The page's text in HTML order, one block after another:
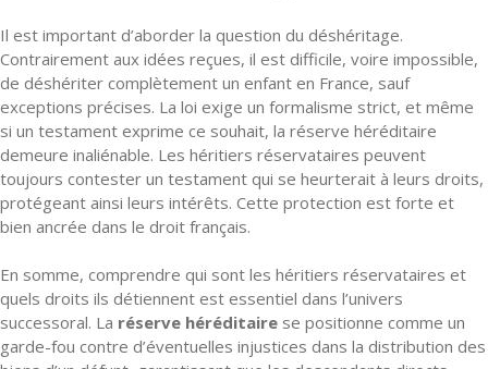
Il est important d’aborder la question du déshéritage.
Contrairement aux idées reçues, il est difficile, voire impossible,
de déshériter complètement un enfant en France, sauf
exceptions précises. La loi exige un formalisme strict, et même
si un testament exprime ce souhait, la réserve héréditaire
demeure inaliénable. Les héritiers réservataires peuvent
toujours contester un testament qui se heurterait à leurs droits,
protégeant ainsi leurs intérêts. Cette protection est forte et
bien ancrée dans le droit français.
En somme, comprendre qui sont les héritiers réservataires et
quels droits ils détiennent est essentiel dans l’univers
successoral. La réserve héréditaire se positionne comme un
garde-fou contre d’éventuelles injustices dans la distribution des